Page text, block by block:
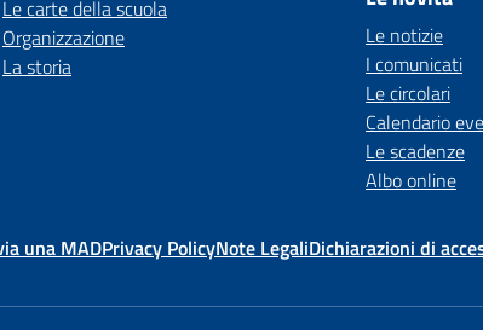
Le carte della scuola
Organizzazione
La storia
Le notizie
I comunicati
Le circolari
Calendario
Le scadenze
Albo online
una MADPrivacy PolicyNote LegaliDichiarazioni di